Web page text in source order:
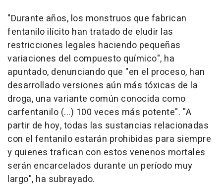
"Durante años, los monstruos que fabrican
fentanilo ilícito han tratado de eludir las
restricciones legales haciendo pequeñas
variaciones del compuesto químico", ha
apuntado, denunciando que "en el proceso, han
desarrollado versiones aún más tóxicas de la
droga, una variante común conocida como
carfentanilo (...) 100 veces más potente". "A
partir de hoy, todas las sustancias relacionadas
con el fentanilo estarán prohibidas para siempre
y quienes trafican con estos venenos mortales
serán encarcelados durante un período muy
largo", ha subrayado.